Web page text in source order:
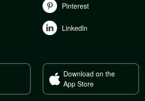
Pinterest
Linkedln
Download on the
App Store